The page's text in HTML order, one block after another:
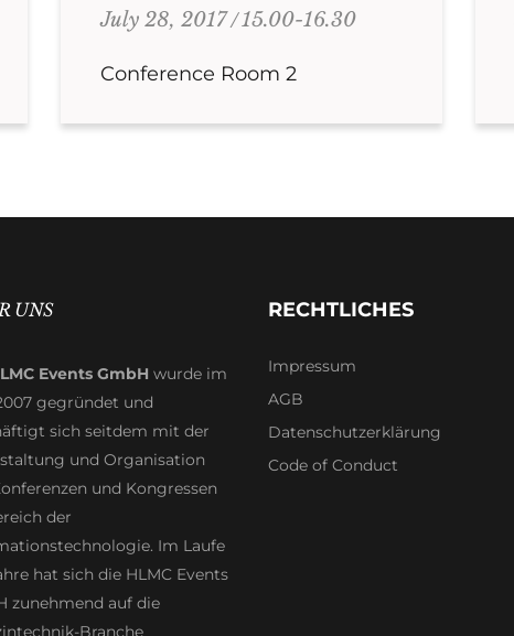
July 28, 2017
15.00-16.30
Conference Room 2
UNS
Events GmbH wurde im
gegründet und
sich seitdem mit der
und Organisation
und Kongressen
der
Im Laufe
hat sich die HLMC Events
zunehmend auf die
Branche
RECHTLICHES
Impressum
AGB
Datenschutzerklärung
Code of Conduct